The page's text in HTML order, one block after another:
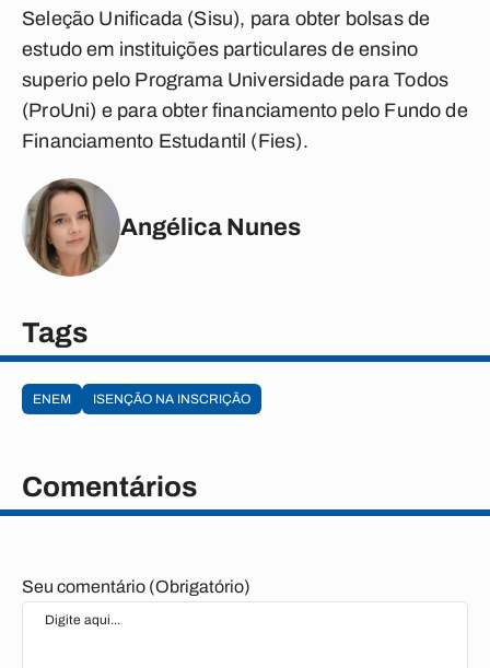
Seleção Unificada (Sisu), para obter bolsas de
estudo em instituições particulares de ensino
superio pelo Programa Universidade para Todos
(ProUni) e para obter financiamento pelo Fundo de
Financiamento Estudantil (Fies).
Angélica Nunes
Tags
ENEM ISENÇÃO NA INSCRIÇÃO
Comentários
Seu comentário (Obrigatório)